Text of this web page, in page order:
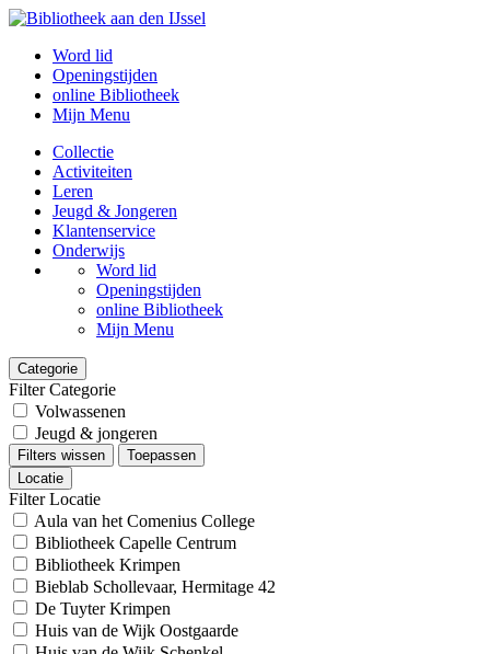
Word lid
Openingstijden
online Bibliotheek
Mijn Menu
Collectie
Activiteiten
Leren
Jeugd & Jongeren
Klantenservice
Onderwijs
Word lid
Openingstijden
online Bibliotheek
Mijn Menu
Categorie
Filter Categorie
Volwassenen
Jeugd & jongeren
Filters wissen
Toepassen
Locatie
Filter Locatie
Aula van het Comenius College
Bibliotheek Capelle Centrum
Bibliotheek Krimpen
Bieblab Schollevaar, Hermitage 42
De Tuyter Krimpen
Huis van de Wijk Oostgaarde